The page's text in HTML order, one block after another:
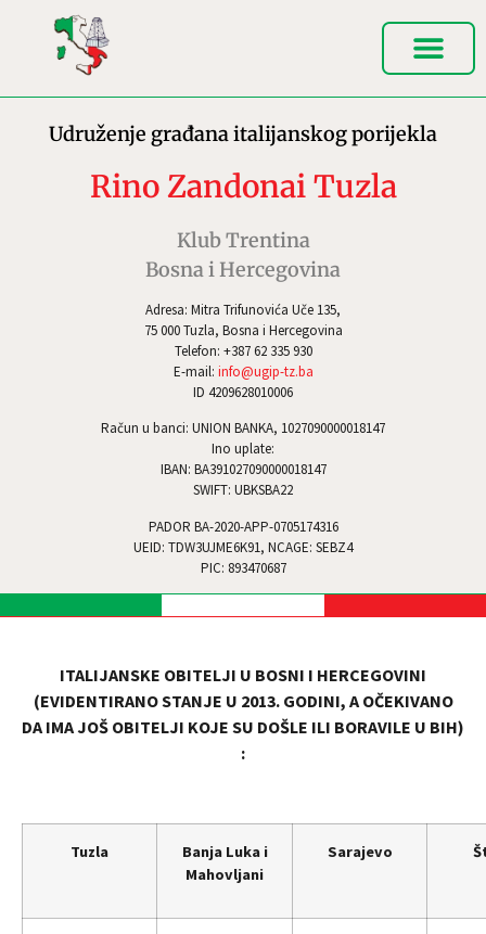
Adresa: Mitra Trifunovića Uče 135,
75 000 Tuzla, Bosna i Hercegovina
Telefon: +387 62 335 930
E-mail: info@ugip-tz.ba
ID 4209628010006
Račun u banci: UNION BANKA, 1027090000018147
Ino uplate:
IBAN: BA391027090000018147
SWIFT: UBKSBA22
PADOR BA-2020-APP-0705174316
UEID: TDW3UJME6K91, NCAGE: SEBZ4
PIC: 893470687
Udruženje građana italijanskog porijekla
Rino Zandonai Tuzla
Klub Trentina
Bosna i Hercegovina
ITALIJANSKE OBITELJI U BOSNI I HERCEGOVINI
(EVIDENTIRANO STANJE U 2013. GODINI, A OČEKIVANO
DA IMA JOŠ OBITELJI KOJE SU DOŠLE ILI BORAVILE U BIH)
:
Tuzla
Banja Luka i
Mahovljani
Sarajevo